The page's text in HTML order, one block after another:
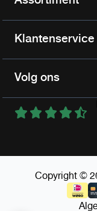
Klantenservice
Volg ons
Copyright ©